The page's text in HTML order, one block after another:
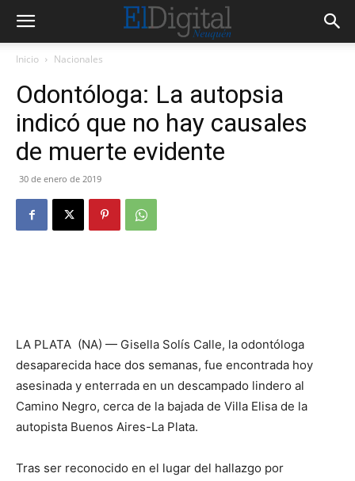
Inicio Nacionales
Odontóloga: La autopsia
indicó que no hay causales
de muerte evidente
30 de enero de 2019
LA PLATA (NA) — Gisella Solís Calle, la odontóloga
desaparecida hace dos semanas, fue encontrada hoy
asesinada y enterrada en un descampado lindero al
Camino Negro, cerca de la bajada de Villa Elisa de la
autopista Buenos Aires-La Plata.
Tras ser reconocido en el lugar del hallazgo por